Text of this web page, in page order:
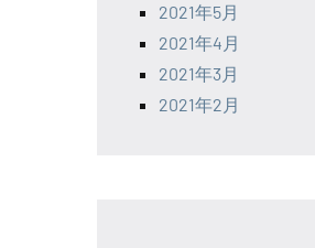
2021年5月
2021年4月
2021年3月
2021年2月